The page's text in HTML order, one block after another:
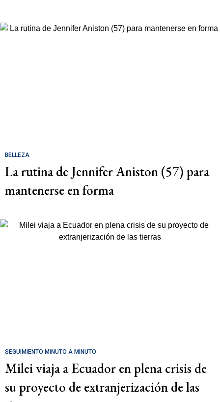
BELLEZA
La rutina de Jennifer Aniston (57) para
mantenerse en forma
SEGUIMIENTO MINUTO A MINUTO
Milei viaja a Ecuador en plena crisis de
su proyecto de extranjerización de las